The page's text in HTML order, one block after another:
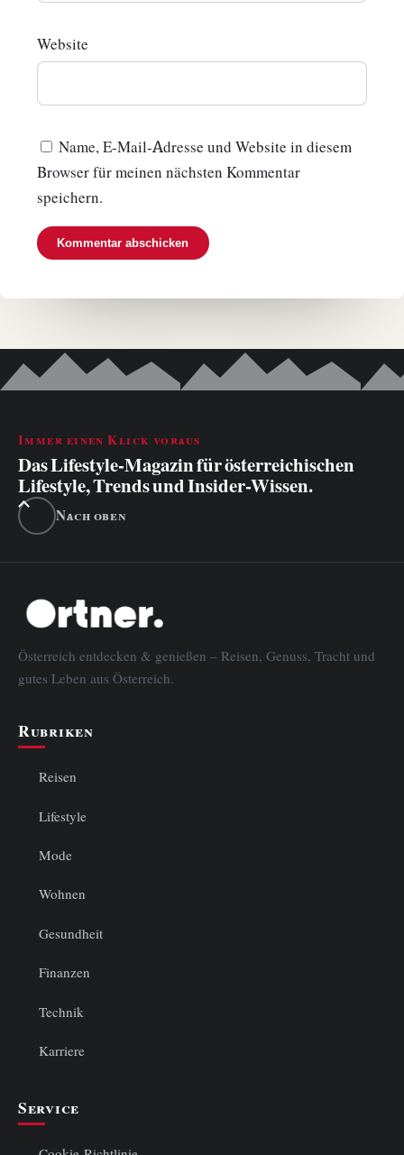
Website
Name, E-Mail-Adresse und Website in diesem
Browser für meinen nächsten Kommentar
speichern.
Immer einen Klick voraus
Das Lifestyle-Magazin für österreichischen
Lifestyle, Trends und Insider-Wissen.
Nach oben
Österreich entdecken & genießen – Reisen, Genuss, Tracht und
gutes Leben aus Österreich.
Rubriken
Reisen
Lifestyle
Mode
Wohnen
Gesundheit
Finanzen
Technik
Karriere
Service